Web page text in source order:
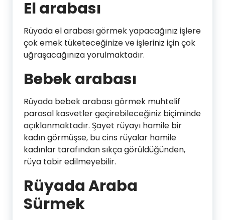
El arabası
Rüyada el arabası görmek yapacağınız işlere
çok emek tüketeceğinize ve işleriniz için çok
uğraşacağınıza yorulmaktadır.
Bebek arabası
Rüyada bebek arabası görmek muhtelif
parasal kasvetler geçirebileceğiniz biçiminde
açıklanmaktadır. Şayet rüyayı hamile bir
kadın görmüşse, bu cins rüyalar hamile
kadınlar tarafından sıkça görüldüğünden,
rüya tabir edilmeyebilir.
Rüyada Araba
Sürmek